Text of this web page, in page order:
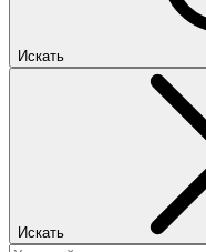
Искать
Искать